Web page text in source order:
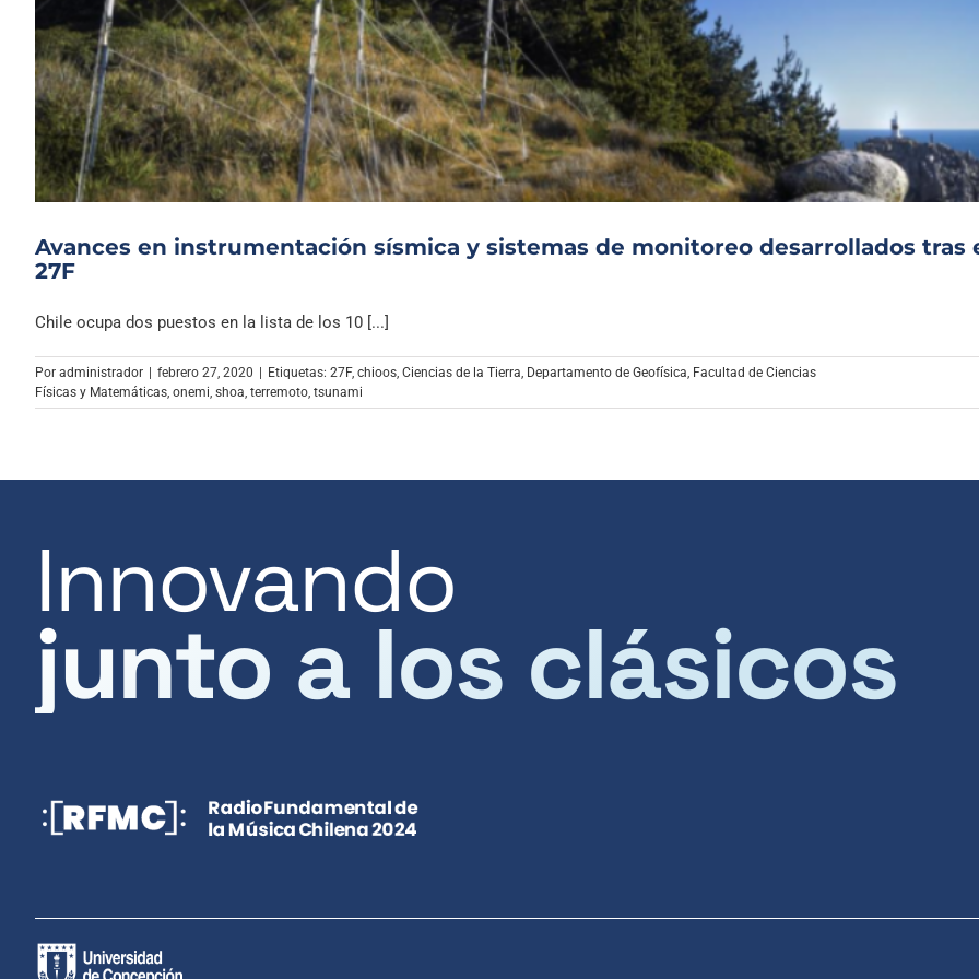
Avances en instrumentación sísmica y sistemas de monitoreo desarrollados tras
27F
Chile ocupa dos puestos en la lista de los 10 [...]
Por administrador | febrero 27, 2020 | Etiquetas: 27F, chioos Ciencias de la Tierra Departamento de Geofísica Facultad de Ciencias
Físicas y Matemáticas onemi shoa terremoto tsunami
Innovando
junto a los clásicos